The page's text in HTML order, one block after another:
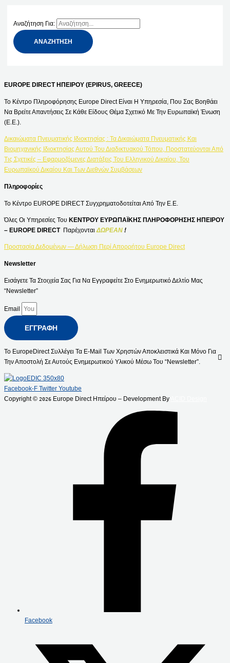
Αναζήτηση Για:
EUROPE DIRECT ΗΠΕΙΡΟΥ (EPIRUS, GREECE)
Το Κέντρο Πληροφόρησης Europe Direct Είναι Η Υπηρεσία, Που Σας Βοηθάει
Να Βρείτε Απαντήσεις Σε Κάθε Είδους Θέμα Σχετικό Με Την Ευρωπαϊκή Ένωση
(Ε.Ε.).
Δικαιώματα Πνευματικής Ιδιοκτησίας : Τα Δικαιώματα Πνευματικής Και
Βιομηχανικής Ιδιοκτησίας Αυτού Του Διαδικτυακού Τόπου, Προστατεύονται Από
Τις Σχετικές – Εφαρμοζόμενες Διατάξεις Του Ελληνικού Δικαίου, Του
Ευρωπαϊκού Δικαίου Και Των Διεθνών Συμβάσεων
Πληροφορίες
Το Κέντρο EUROPE DIRECT Συγχρηματοδοτείται Από Την Ε.Ε.
Όλες Οι Υπηρεσίες Του ΚΕΝΤΡΟΥ ΕΥΡΩΠΑΪΚΗΣ ΠΛΗΡΟΦΟΡΗΣΗΣ ΗΠΕΙΡΟΥ
– EUROPE DIRECT Παρέχονται ΔΩΡΕΑΝ !
Προστασία Δεδομένων — Δήλωση Περί Απορρήτου Europe Direct
Newsletter
Εισάγετε Τα Στοιχεία Σας Για Να Εγγραφείτε Στο Ενημερωτικό Δελτίο Μας
“Newsletter”
Email
ΕΓΓΡΑΦΉ
Το EuropeDirect Συλλέγει Τα E-Mail Των Χρηστών Αποκλειστικά Και Μόνο Για
Την Αποστολή Σε Αυτούς Ενημερωτικού Υλικού Μέσω Του “Newsletter”.
Facebook-F Twitter Youtube
Copyright © 2026 Europe Direct Ηπείρου – Development By
Facebook